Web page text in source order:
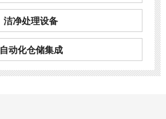
洁净处理设备
自动化仓储集成